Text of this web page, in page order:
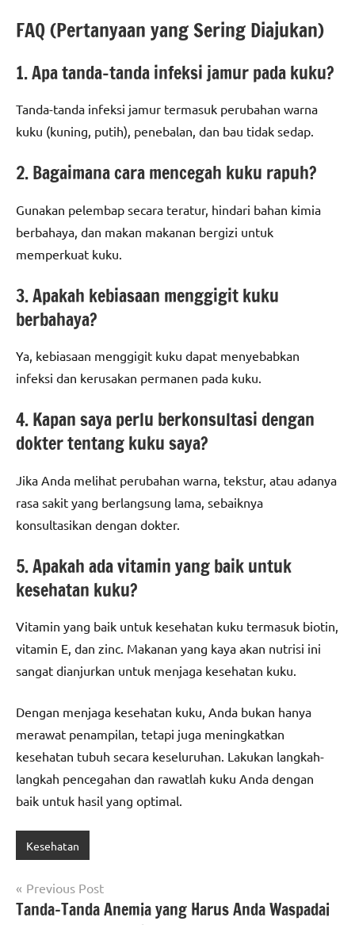
FAQ (Pertanyaan yang Sering Diajukan)
1. Apa tanda-tanda infeksi jamur pada kuku?
Tanda-tanda infeksi jamur termasuk perubahan warna
kuku (kuning, putih), penebalan, dan bau tidak sedap.
2. Bagaimana cara mencegah kuku rapuh?
Gunakan pelembap secara teratur, hindari bahan kimia
berbahaya, dan makan makanan bergizi untuk
memperkuat kuku.
3. Apakah kebiasaan menggigit kuku
berbahaya?
Ya, kebiasaan menggigit kuku dapat menyebabkan
infeksi dan kerusakan permanen pada kuku.
4. Kapan saya perlu berkonsultasi dengan
dokter tentang kuku saya?
Jika Anda melihat perubahan warna, tekstur, atau adanya
rasa sakit yang berlangsung lama, sebaiknya
konsultasikan dengan dokter.
5. Apakah ada vitamin yang baik untuk
kesehatan kuku?
Vitamin yang baik untuk kesehatan kuku termasuk biotin,
vitamin E, dan zinc. Makanan yang kaya akan nutrisi ini
sangat dianjurkan untuk menjaga kesehatan kuku.
Dengan menjaga kesehatan kuku, Anda bukan hanya
merawat penampilan, tetapi juga meningkatkan
kesehatan tubuh secara keseluruhan. Lakukan langkah-
langkah pencegahan dan rawatlah kuku Anda dengan
baik untuk hasil yang optimal.
Kesehatan
Post
navigation
Previous Post
Tanda-Tanda Anemia yang Harus Anda Waspadai